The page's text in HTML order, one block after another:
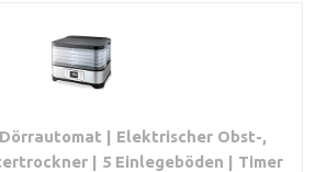
| Elektrischer Obst-,
| 5 Einlegeböden | Timer